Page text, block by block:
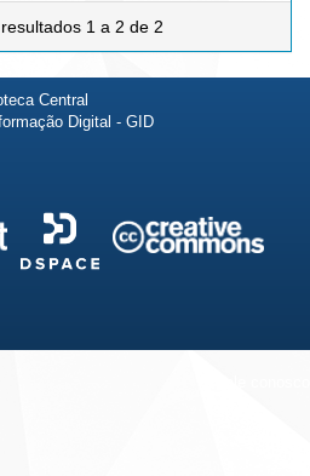
1 a 2 de 2
Central
Digital - GID